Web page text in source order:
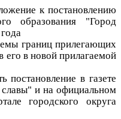
к постановлению
образования "Город
границ прилегающих
его в новой прилагаемой
постановление в газете
и на официальном
городского округа